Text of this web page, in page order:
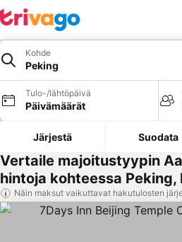
Kohde
Peking
Tulo-/lähtöpäivä
Päivämäärät
Järjestä Suodata
Vertaile majoitustyypin
hintoja kohteessa Peking,
Näin maksut vaikuttavat hakutulosten